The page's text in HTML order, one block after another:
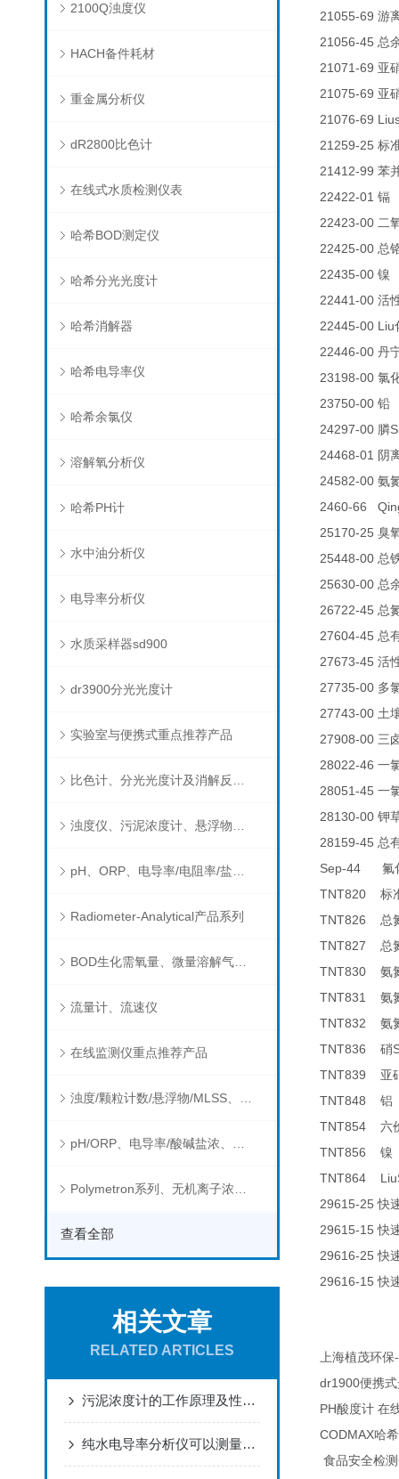
2100Q浊度仪
HACH备件耗材
重金属分析仪
dR2800比色计
在线式水质检测仪表
哈希BOD测定仪
哈希分光光度计
哈希消解器
哈希电导率仪
哈希余氯仪
溶解氧分析仪
哈希PH计
水中油分析仪
电导率分析仪
水质采样器sd900
dr3900分光光度计
实验室与便携式重点推荐产品
Radiometer-Analytical产品系列
BOD生化需氧量、微量溶解气体和现场水质测试组件以及其他分析仪
流量计、流速仪
在线监测仪重点推荐产品
查看全部
相关文章
RELATED ARTICLES
污泥浓度计的工作原理及性能特点
纯水电导率分析仪可以测量哪些物质的电导率？
21055-69 游
21056-45 总
21071-69 亚
21075-69 亚
21076-69
21259-25 标
21412-99 苯
22422-01 镉
22423-00 二
22425-00 总
22435-00 镍
22441-00 活
22445-00 Liu
22446-00 丹
23198-00 氯
23750-00 铅
24297-00 膦
24468-01
阴
24582-00 氨
2460-66
25170-25 臭
25448-00 总
25630-00 总
26722-45 总
27604-45 总
27673-45 活
27735-00 多
27743-00 土
27908-00 三
28022-46 一
28051-45 一
28130-00 钾
28159-45 总
Sep-44 氟
TNT820 标
TNT826 总
TNT827 总
TNT830 氨
TNT831 氨
TNT832 氨
TNT836 硝
TNT839 亚
TNT848 铝
TNT854 六
TNT856 镍
TNT864
29615-25快
29615-15快
29616-25快
29616-15快
上海植茂环保-
dr1900便携
PH酸度计 在
CODMAX哈
食品安全检